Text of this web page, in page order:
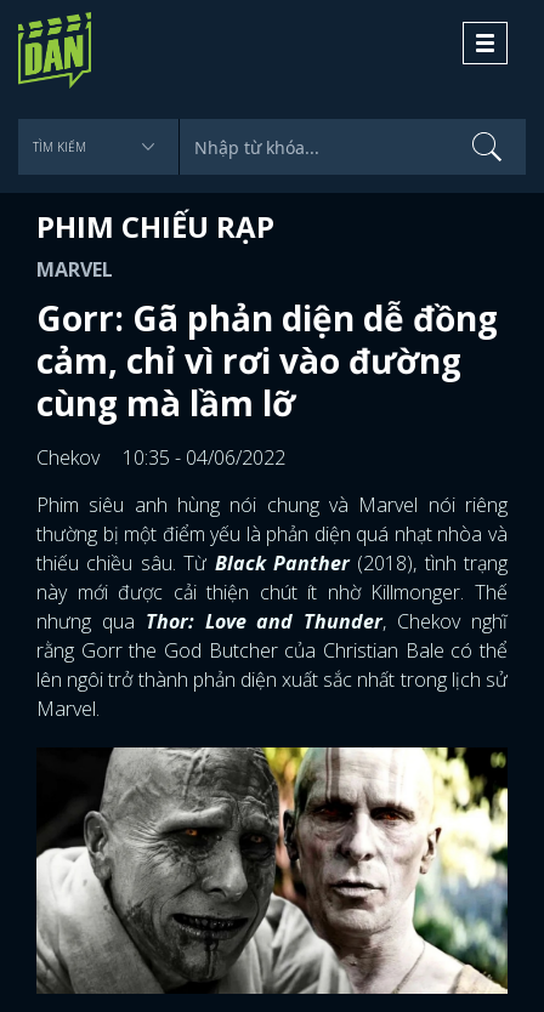
Toggle
PHIM CHIẾU RẠP
MARVEL
Gorr: Gã phản diện dễ đồng
cảm, chỉ vì rơi vào đường
cùng mà lầm lỡ
Chekov
10:35 - 04/06/2022
Phim siêu anh hùng nói chung và Marvel nói riêng
thường bị một điểm yếu là phản diện quá nhạt nhòa và
thiếu chiều sâu. Từ Black Panther(2018), tình trạng
này mới được cải thiện chút ít nhờ Killmonger. Thế
nhưng qua Thor: Love and Thunder, Chekov nghĩ
rằng Gorr the God Butcher của Christian Bale có thể
lên ngôi trở thành phản diện xuất sắc nhất trong lịch sử
Marvel.